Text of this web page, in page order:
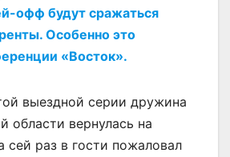
офф будут сражаться
Особенно это
«Восток».
выездной серии дружина
области вернулась на
сей раз в гости пожаловал